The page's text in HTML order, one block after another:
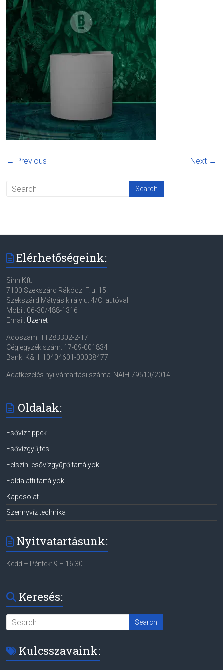
← Previous Next →
Elérhetőségeink:
Sinn Kft.
7100 Szekszárd Rákóczi F. u. 15.
Szekszárd Mátyás király u. 4/C. autóval
Mobil: 06-30/488-1316
Email: Üzenet
Adószám: 11283302-2-17
Cégjegyzék szám: 17-09-001834
Bank: K&H: 10404601-00038477
Adatkezelés nyilvántartási száma: NAIH-79510/2014.
Oldalak:
Esővíz tippek
Esővízgyűjtés
Felszíni esővízgyűjtő tartályok
Földalatti tartályok
Kapcsolat
Szennyvíz technika
Nyitvatartásunk:
Kedd – Péntek: 9 – 16:30
Keresés:
Kulcsszavaink: